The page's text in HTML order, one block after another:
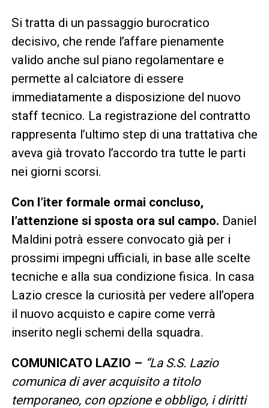
Si tratta di un passaggio burocratico
decisivo, che rende l’affare pienamente
valido anche sul piano regolamentare e
permette al calciatore di essere
immediatamente a disposizione del nuovo
staff tecnico. La registrazione del contratto
rappresenta l’ultimo step di una trattativa che
aveva già trovato l’accordo tra tutte le parti
nei giorni scorsi.
Con l’iter formale ormai concluso,
l’attenzione si sposta ora sul campo. Daniel
Maldini potrà essere convocato già per i
prossimi impegni ufficiali, in base alle scelte
tecniche e alla sua condizione fisica. In casa
Lazio cresce la curiosità per vedere all’opera
il nuovo acquisto e capire come verrà
inserito negli schemi della squadra.
COMUNICATO LAZIO – “La S.S. Lazio
comunica di aver acquisito a titolo
temporaneo, con opzione e obbligo, i diritti